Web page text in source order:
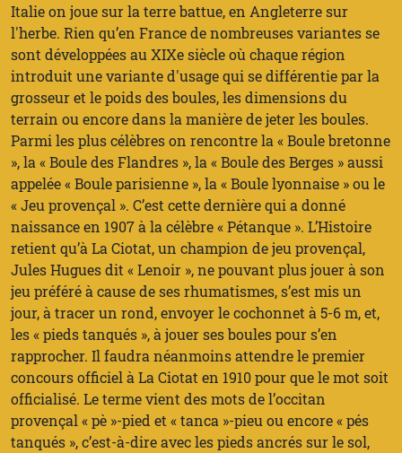
Italie on joue sur la terre battue, en Angleterre sur
l'herbe. Rien qu’en France de nombreuses variantes se
sont développées au XIXe siècle où chaque région
introduit une variante d'usage qui se différentie par la
grosseur et le poids des boules, les dimensions du
terrain ou encore dans la manière de jeter les boules.
Parmi les plus célèbres on rencontre la « Boule bretonne
», la « Boule des Flandres », la « Boule des Berges » aussi
appelée « Boule parisienne », la « Boule lyonnaise » ou le
« Jeu provençal ». C’est cette dernière qui a donné
naissance en 1907 à la célèbre « Pétanque ». L’Histoire
retient qu’à La Ciotat, un champion de jeu provençal,
Jules Hugues dit « Lenoir », ne pouvant plus jouer à son
jeu préféré à cause de ses rhumatismes, s’est mis un
jour, à tracer un rond, envoyer le cochonnet à 5-6 m, et,
les « pieds tanqués », à jouer ses boules pour s’en
rapprocher. Il faudra néanmoins attendre le premier
concours officiel à La Ciotat en 1910 pour que le mot soit
officialisé. Le terme vient des mots de l’occitan
provençal « pè »-pied et « tanca »-pieu ou encore « pés
tanqués », c’est-à-dire avec les pieds ancrés sur le sol,